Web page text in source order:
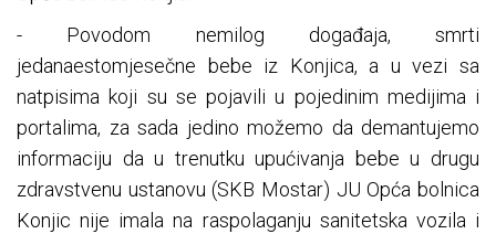
- Povodom nemilog događaja, smrti
jedanaestomjesečne bebe iz Konjica, a u vezi sa
natpisima koji su se pojavili u pojedinim medijima i
portalima, za sada jedino možemo da demantujemo
informaciju da u trenutku upućivanja bebe u drugu
zdravstvenu ustanovu (SKB Mostar) JU Opća bolnica
Konjic nije imala na raspolaganju sanitetska vozila i